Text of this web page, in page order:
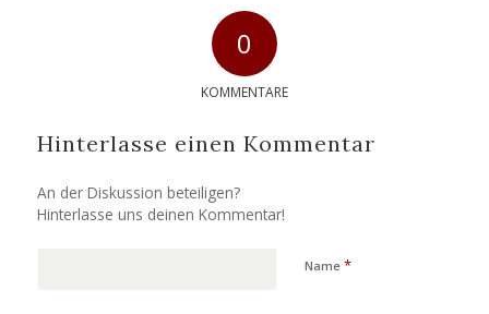
0
KOMMENTARE
Hinterlasse einen Kommentar
An der Diskussion beteiligen?
Hinterlasse uns deinen Kommentar!
Name *